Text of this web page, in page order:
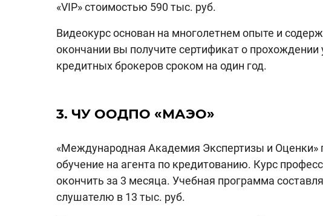
«VIP» стоимостью 590 тыс. руб.
Видеокурс основан на многолетнем опыте и
окончании вы получите сертификат о прохождении
кредитных брокеров сроком на один год.
3. ЧУ ООДПО «МАЭО»
«Международная Академия Экспертизы и Оценки»
обучение на агента по кредитованию. Курс
окончить за 3 месяца. Учебная программа
слушателю в 13 тыс. руб.